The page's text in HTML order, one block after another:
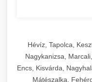
Hévíz, Tapolca,
Nagykanizsa,
Encs, Kisvárda,
Mátészalka,